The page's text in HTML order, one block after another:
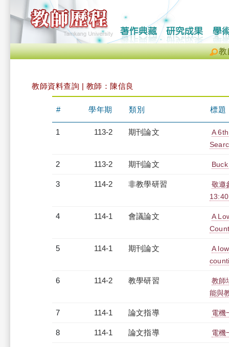
教
教師資料查詢 | 教師：陳信良
# 學年期 類別 標題
1 113-2 期刊論文
A
2 113-2 期刊論文
3 114-2 非教學研習
敬邀
4 114-1 會議論文
A
5 114-1 期刊論文
A
6 114-2 教學研習
教師
能與
7 114-1 論文指導 電機
8 114-1 論文指導 電機